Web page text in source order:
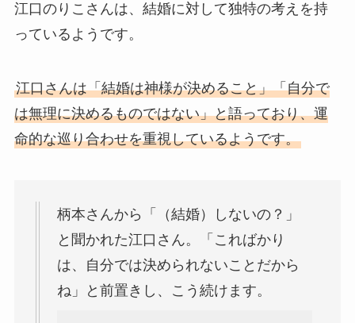
江口のりこさんは、結婚に対して独特の考えを持
っているようです。
江口さんは「結婚は神様が決めること」「自分で
は無理に決めるものではない」と語っており、運
命的な巡り合わせを重視しているようです。
柄本さんから「（結婚）しないの？」
と聞かれた江口さん。「こればかり
は、自分では決められないことだから
ね」と前置きし、こう続けます。